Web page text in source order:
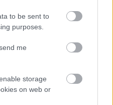
to be sent to
purposes.
me
storage
on web or